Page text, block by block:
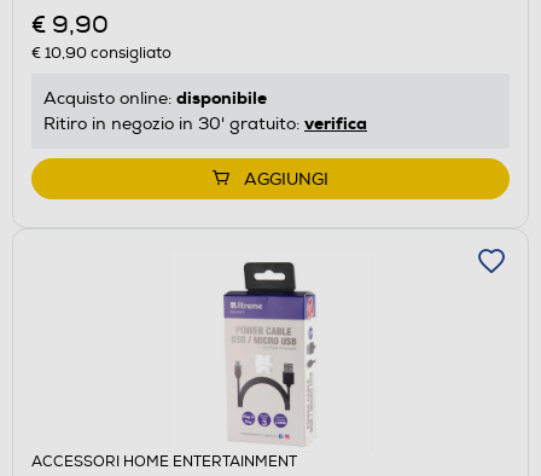
€ 9,90
€ 10,90consigliato
Acquisto online: disponibile
Ritiro in negozio in 30' gratuito: verifica
AGGIUNGI
ACCESSORI HOME ENTERTAINMENT